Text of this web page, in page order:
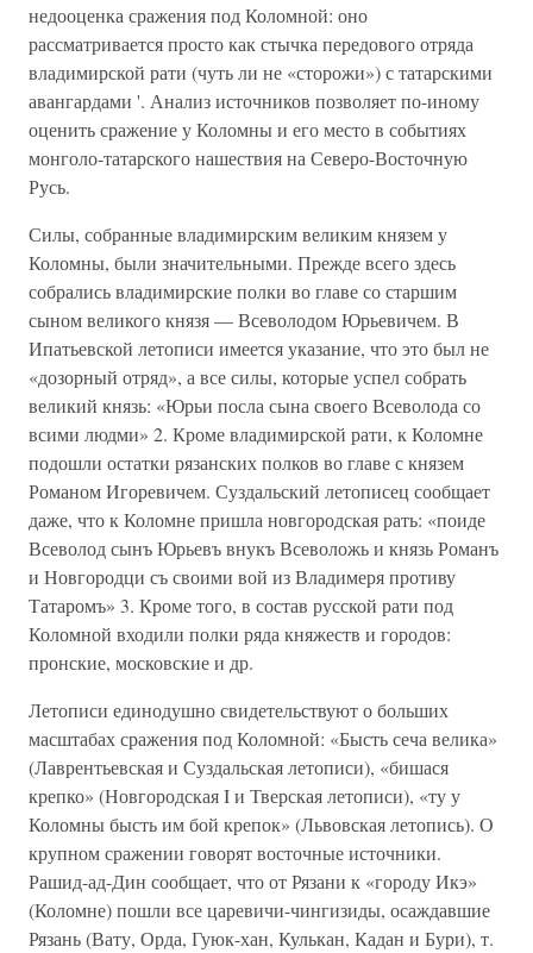
недооценка сраже­ния под Коломной: оно
рассматривается просто как стычка передового отряда
владимирской рати (чуть ли не «сторожи») с татарскими
авангардами '. Анализ источников позволяет по-иному
оценить сражение у Коломны и его место в событиях
монголо-татарского нашествия на Северо-Восточную
Русь.
Силы, собранные владимирским великим князем у
Коломны, были значительными. Прежде всего здесь
собрались владимирские полки во гла­ве со старшим
сыном великого князя — Всеволодом Юрьевичем. В
Ипать­евской летописи имеется указание, что это был не
«дозорный отряд», а все силы, которые успел собрать
великий князь: «Юрьи посла сына своего Все­волода со
всими людми» 2. Кроме владимирской рати, к Коломне
подошли остатки рязанских полков во главе с князем
Романом Игоревичем. Суз­дальский летописец сообщает
даже, что к Коломне пришла новгородская рать: «поиде
Всеволод сынъ Юрьевъ внукъ Всеволожь и князь Романъ
и Новгородци съ своими вой из Владимеря противу
Татаромъ» 3. Кроме то­го, в состав русской рати под
Коломной входили полки ряда княжеств и городов:
пронские, московские и др.
Летописи единодушно свидетельствуют о больших
масштабах сраже­ния под Коломной: «Бысть сеча велика»
(Лаврентьевская и Суздальская летописи), «бишася
крепко» (Новгородская I и Тверская летописи), «ту у
Коломны бысть им бой крепок» (Львовская летопись). О
крупном сра­жении говорят восточные источники.
Рашид-ад-Дин сообщает, что от Рязани к «городу Икэ»
(Коломне) пошли все царевичи-чингизиды, осаждав­шие
Рязань (Вату, Орда, Гуюк-хан, Кулькан, Кадан и Бури), т.